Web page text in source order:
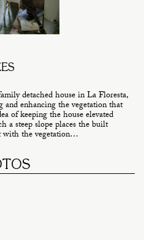
detached house in La Floresta,
enhancing the vegetation that
of keeping the house elevated
a steep slope places the built
with the vegetation…